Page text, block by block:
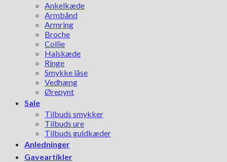
Ankelkæde
Armbånd
Armring
Broche
Collie
Halskæde
Ringe
Smykke låse
Vedhæng
Ørepynt
Sale
Tilbuds smykker
Tilbuds ure
Tilbuds guldkæder
Anledninger
Gaveartikler